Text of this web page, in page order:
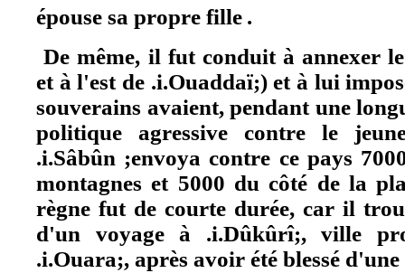
épouse sa propre fille .
De même, il fut conduit à annexer
et à l'est de .i.Ouaddaï;) et à lui
souverains avaient, pendant une
politique agressive contre le
.i.Sâbûn ;envoya contre ce pays
montagnes et 5000 du côté de la
règne fut de courte durée, car il
d'un voyage à .i.Dûkûrî;, ville
.i.Ouara;, après avoir été blessé